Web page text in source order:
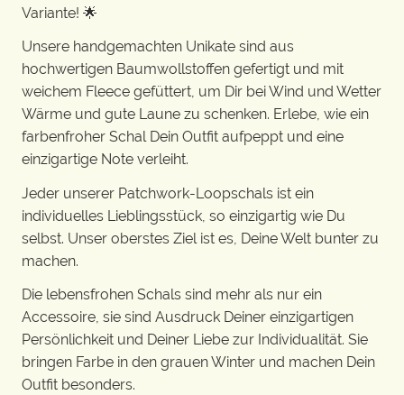
Variante! 🌟
Unsere handgemachten Unikate sind aus
hochwertigen Baumwollstoffen gefertigt und mit
weichem Fleece gefüttert, um Dir bei Wind und Wetter
Wärme und gute Laune zu schenken. Erlebe, wie ein
farbenfroher Schal Dein Outfit aufpeppt und eine
einzigartige Note verleiht.
Jeder unserer Patchwork-Loopschals ist ein
individuelles Lieblingsstück, so einzigartig wie Du
selbst. Unser oberstes Ziel ist es, Deine Welt bunter zu
machen.
Die lebensfrohen Schals sind mehr als nur ein
Accessoire, sie sind Ausdruck Deiner einzigartigen
Persönlichkeit und Deiner Liebe zur Individualität. Sie
bringen Farbe in den grauen Winter und machen Dein
Outfit besonders.